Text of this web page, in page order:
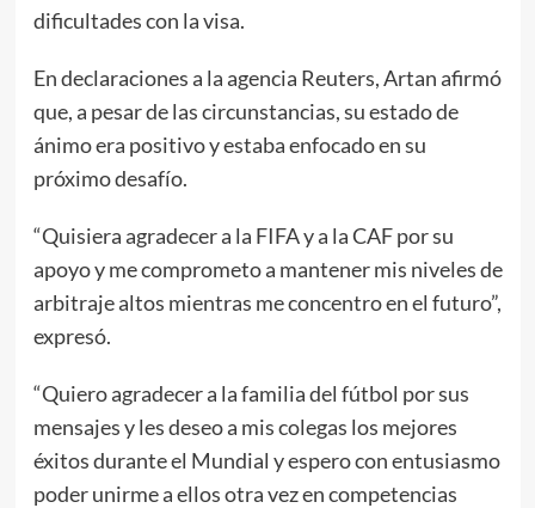
dificultades con la visa.
En declaraciones a la agencia Reuters, Artan afirmó
que, a pesar de las circunstancias, su estado de
ánimo era positivo y estaba enfocado en su
próximo desafío.
“Quisiera agradecer a la FIFA y a la CAF por su
apoyo y me comprometo a mantener mis niveles de
arbitraje altos mientras me concentro en el futuro”,
expresó.
“Quiero agradecer a la familia del fútbol por sus
mensajes y les deseo a mis colegas los mejores
éxitos durante el Mundial y espero con entusiasmo
poder unirme a ellos otra vez en competencias